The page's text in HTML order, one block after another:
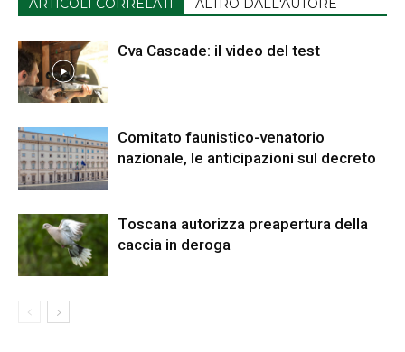
ARTICOLI CORRELATI ALTRO DALL'AUTORE
Cva Cascade: il video del test
Comitato faunistico-venatorio
nazionale, le anticipazioni sul decreto
Toscana autorizza preapertura della
caccia in deroga